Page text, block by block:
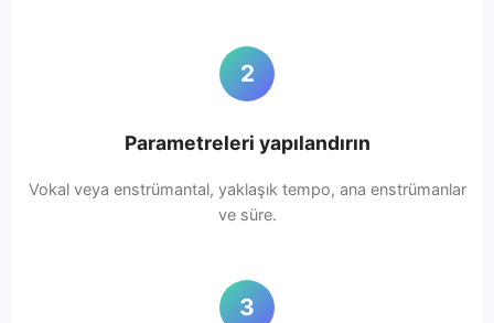
2
Parametreleri yapılandırın
Vokal veya enstrümantal, yaklaşık tempo, ana enstrümanlar
ve süre.
3